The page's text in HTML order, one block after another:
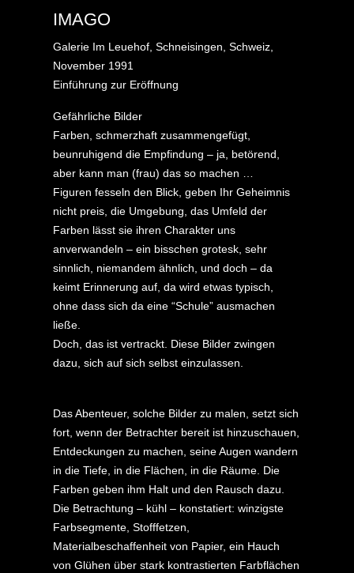
IMAGO
Galerie Im Leuehof, Schneisingen, Schweiz,
November 1991
Einführung zur Eröffnung
Gefährliche Bilder
Farben, schmerzhaft zusammengefügt,
beunruhigend die Empfindung – ja, betörend,
aber kann man (frau) das so machen …
Figuren fesseln den Blick, geben Ihr Geheimnis
nicht preis, die Umgebung, das Umfeld der
Farben lässt sie ihren Charakter uns
anverwandeln – ein bisschen grotesk, sehr
sinnlich, niemandem ähnlich, und doch – da
keimt Erinnerung auf, da wird etwas typisch,
ohne dass sich da eine “Schule” ausmachen
ließe.
Doch, das ist vertrackt. Diese Bilder zwingen
dazu, sich auf sich selbst einzulassen.
Das Abenteuer, solche Bilder zu malen, setzt sich
fort, wenn der Betrachter bereit ist hinzuschauen,
Entdeckungen zu machen, seine Augen wandern
in die Tiefe, in die Flächen, in die Räume. Die
Farben geben ihm Halt und den Rausch dazu.
Die Betrachtung – kühl – konstatiert: winzigste
Farbsegmente, Stofffetzen,
Materialbeschaffenheit von Papier, ein Hauch
von Glühen über stark kontrastierten Farbflächen